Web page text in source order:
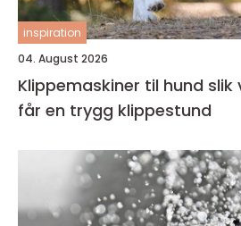
inspiration
04. August 2026
Klippemaskiner til hund slik velger du riktig og
får en trygg klippestund